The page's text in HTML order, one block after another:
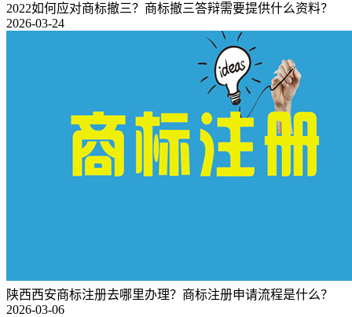
2022如何应对商标撤三？商标撤三答辩需要提供什么资料？
2026-03-24
陕西西安商标注册去哪里办理？商标注册申请流程是什么？
2026-03-06